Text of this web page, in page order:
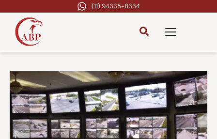
(11) 94335-8334